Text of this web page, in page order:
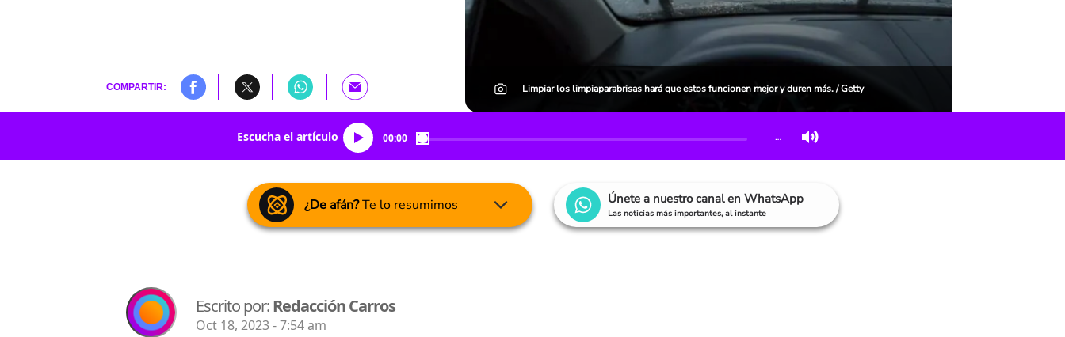
COMPARTIR: Limpiar los limpiaparabrisas hará que estos funcionen mejor y duren más. / Getty
Escucha el artículo 00:00 …
¿De afán?Te lo resumimos Únete a nuestro canal en WhatsApp
Las noticias más importantes, al instante
Escrito por:Redacción Carros
Oct 18, 2023 - 7:54 am